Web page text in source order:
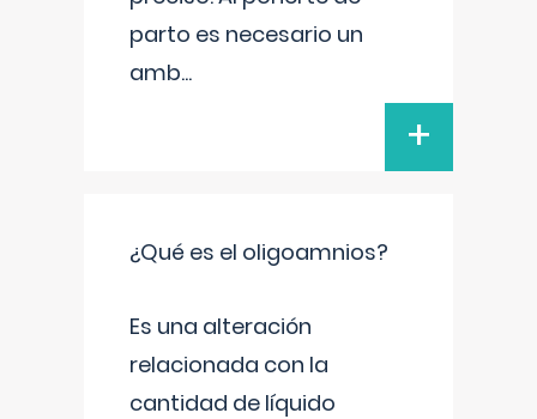
parto es necesario un
amb...
+
¿Qué es el oligoamnios?
Es una alteración
relacionada con la
cantidad de líquido